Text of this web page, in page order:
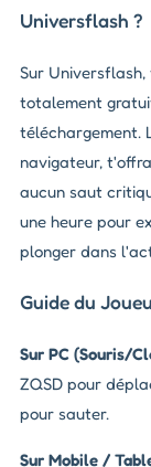
Universflash ?
Sur
totalement
téléchargement.
navigateur,
aucun saut
une heure pour
plonger dans
Guide du
Sur PC (Souris/
ZQSD pour
pour sauter.
Sur Mobile /